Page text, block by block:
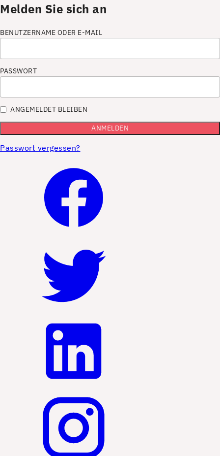
Melden Sie sich an
BENUTZERNAME ODER E-MAIL
PASSWORT
ANGEMELDET BLEIBEN
Passwort vergessen?